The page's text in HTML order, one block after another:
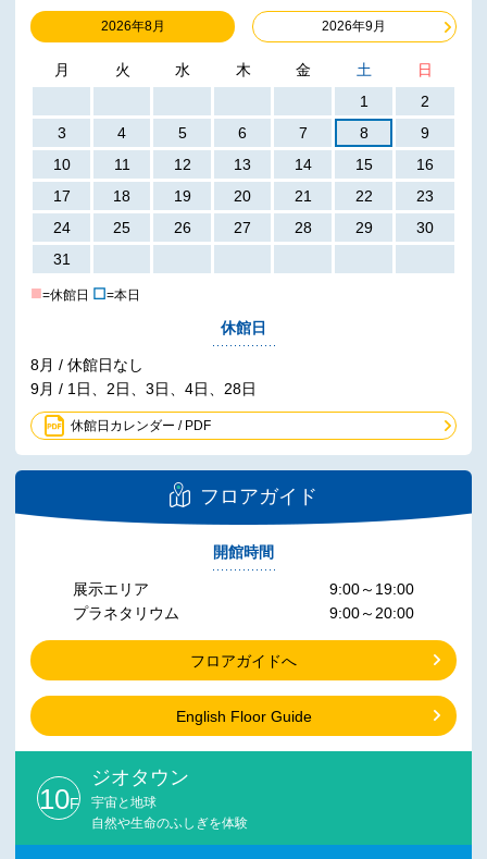
2026年8月 2026年9月
月 火 水 木 金 土
日
1
2
3
4 5 6 7 8
9
10
11 12 13 14 15
16
17
18 19 20 21 22
23
24
25 26 27 28 29
30
31
■=休館日 ☐=本日
休館日
8月 / 休館日なし
9月 / 1日、2日、3日、4日、28日
休館日カレンダー / PDF
フロアガイド
開館時間
展示エリア
プラネタリウム
9:00～19:00
9:00～20:00
フロアガイドへ
English Floor Guide
10F
ジオタウン
宇宙と地球
自然や生命のふしぎを体験